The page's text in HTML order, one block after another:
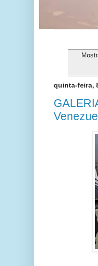
quinta-feira,